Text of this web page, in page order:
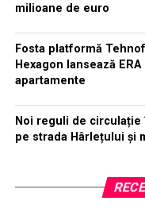
milioane de euro
Fosta platformă
Hexagon lansează
apartamente
Noi reguli de
pe strada Hârlețului și